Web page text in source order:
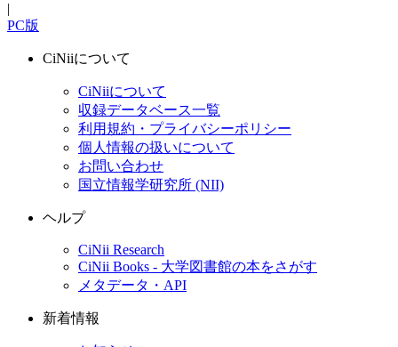
|
PC版
CiNiiについて
CiNiiについて
収録データベース一覧
利用規約・プライバシーポリシー
個人情報の扱いについて
お問い合わせ
国立情報学研究所 (NII)
ヘルプ
CiNii Research
CiNii Books - 大学図書館の本をさがす
メタデータ・API
新着情報